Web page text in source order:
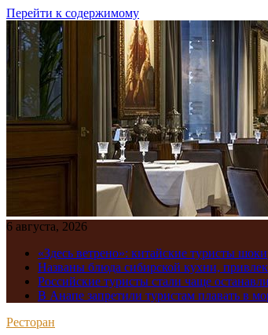
Перейти к содержимому
6 августа, 2026
«Здесь ветрено»: китайские туристы
Названы блюда сибирской кухни,
Российские туристы стали чаще
В Анапе запретили туристам плавать в
Ресторан